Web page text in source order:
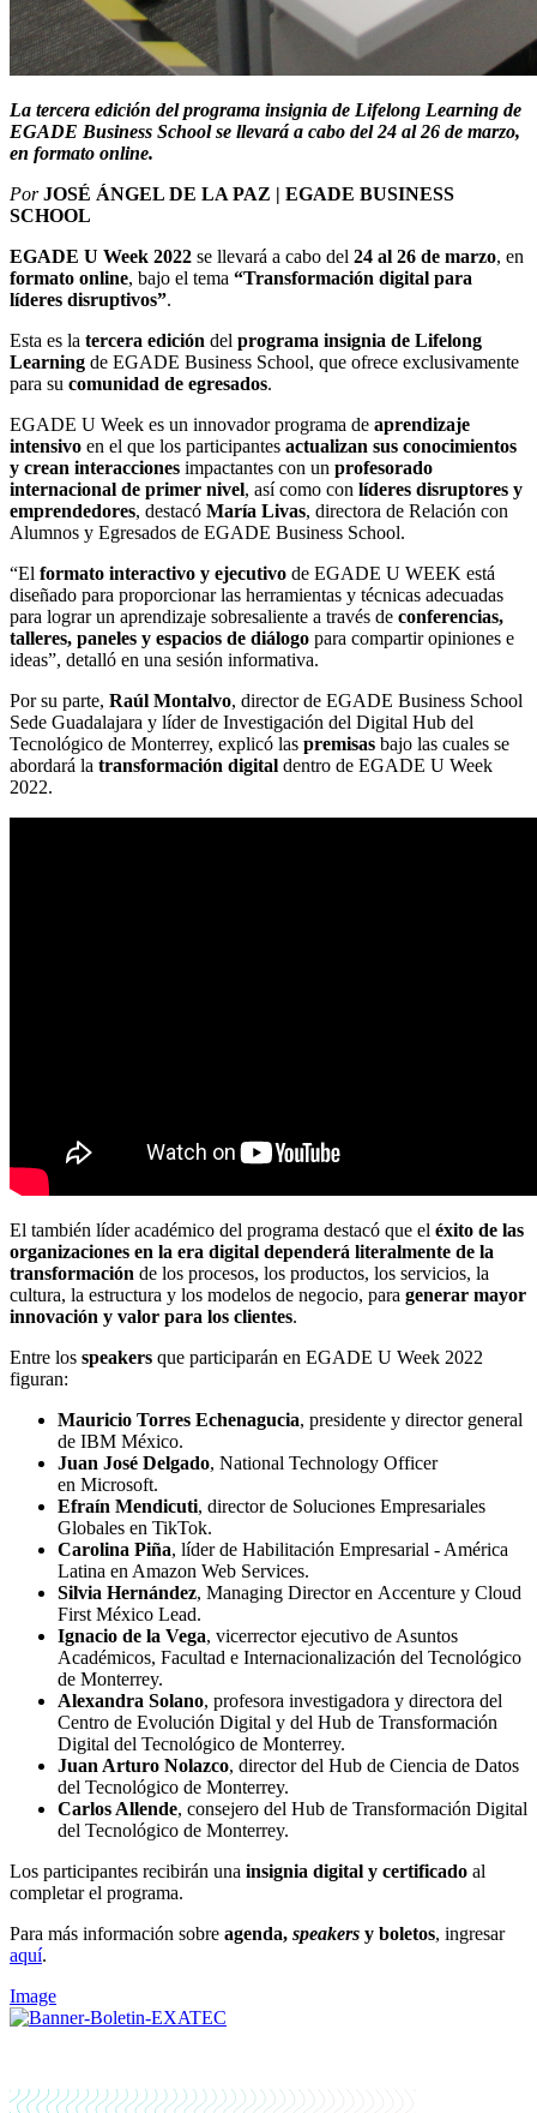
La tercera edición del programa insignia de Lifelong Learning de
EGADE Business School se llevará a cabo del 24 al 26 de marzo,
en formato online.
Por JOSÉ ÁNGEL DE LA PAZ | EGADE BUSINESS
SCHOOL
EGADE U Week 2022 se llevará a cabo del 24 al 26 de marzo, en
formato online, bajo el tema “Transformación digital para
líderes disruptivos”.
Esta es la tercera edición del programa insignia de Lifelong
Learning de EGADE Business School, que ofrece exclusivamente
para su comunidad de egresados.
EGADE U Week es un innovador programa de aprendizaje
intensivo en el que los participantes actualizan sus conocimientos
y crean interacciones impactantes con un profesorado
internacional de primer nivel, así como con líderes disruptores y
emprendedores, destacó María Livas, directora de Relación con
Alumnos y Egresados de EGADE Business School.
“El formato interactivo y ejecutivo de EGADE U WEEK está
diseñado para proporcionar las herramientas y técnicas adecuadas
para lograr un aprendizaje sobresaliente a través de conferencias,
talleres, paneles y espacios de diálogo para compartir opiniones e
ideas”, detalló en una sesión informativa.
Por su parte, Raúl Montalvo, director de EGADE Business School
Sede Guadalajara y líder de Investigación del Digital Hub del
Tecnológico de Monterrey, explicó las premisas bajo las cuales se
abordará la transformación digital dentro de EGADE U Week
2022.
El también líder académico del programa destacó que el éxito de las
organizaciones en la era digital dependerá literalmente de la
transformación de los procesos, los productos, los servicios, la
cultura, la estructura y los modelos de negocio, para generar mayor
innovación y valor para los clientes.
Entre los speakers que participarán en EGADE U Week 2022
figuran:
Mauricio Torres Echenagucia, presidente y director general
de IBM México.
Juan José Delgado, National Technology Officer
en Microsoft.
Efraín Mendicuti, director de Soluciones Empresariales
Globales en TikTok.
Carolina Piña, líder de Habilitación Empresarial - América
Latina en Amazon Web Services.
Silvia Hernández, Managing Director en Accenture y Cloud
First México Lead.
Ignacio de la Vega, vicerrector ejecutivo de Asuntos
Académicos, Facultad e Internacionalización del Tecnológico
de Monterrey.
Alexandra Solano, profesora investigadora y directora del
Centro de Evolución Digital y del Hub de Transformación
Digital del Tecnológico de Monterrey.
Juan Arturo Nolazco, director del Hub de Ciencia de Datos
del Tecnológico de Monterrey.
Carlos Allende, consejero del Hub de Transformación Digital
del Tecnológico de Monterrey.
Los participantes recibirán una insignia digital y certificado al
completar el programa.
Para más información sobre agenda, speakers y boletos, ingresar
aquí.
Image